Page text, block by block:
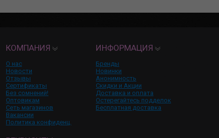
КОМПАНИЯ
О нас
Новости
Отзывы
Сертификаты
Без сомнений!
Оптовикам
Сеть магазинов
Вакансии
Политика конфиденц.
ИНФОРМАЦИЯ
Бренды
Новинки
Анонимность
Скидки и Акции
Доставка и оплата
Остерегайтесь подделок
Бесплатная доставка